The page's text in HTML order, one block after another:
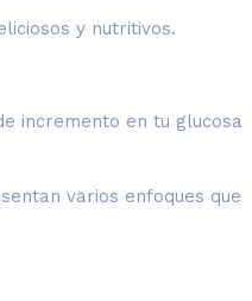
y nutritivos.
incremento en tu glucosa
varios enfoques que